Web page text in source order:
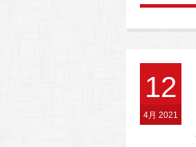
12
4月 2021